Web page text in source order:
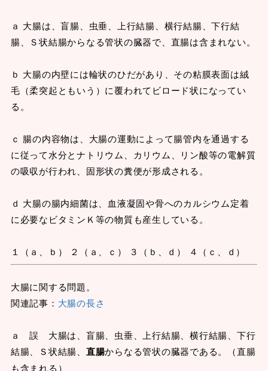
ａ 大腸は、盲腸、虫垂、上行結腸、横行結腸、下行結
腸、Ｓ状結腸からなる管状の臓器で、直腸は含まれない。
ｂ 大腸の内壁には輪状のひだがあり、その粘膜表面は絨
毛（柔突起ともいう）に覆われてビロード状になってい
る。
ｃ 腸の内容物は、大腸の運動によって腸管内を通過する
に従って水分とナトリウム、カリウム、リン酸等の電解質
の吸収が行われ、固形状の糞便が形成される。
ｄ 大腸の腸内細菌は、血液凝固や骨へのカルシウム定着
に必要なビタミンＫ等の物質も産生している。
１（ａ、ｂ） ２（ａ、ｃ） ３（ｂ、ｄ） ４（ｃ、ｄ）
大腸に関する問題。
関連記事： 大腸の長さ
ａ 誤 大腸は、盲腸、虫垂、上行結腸、横行結腸、下行
結腸、Ｓ状結腸、 直腸からなる管状の臓器である。（直腸
も含まれる）